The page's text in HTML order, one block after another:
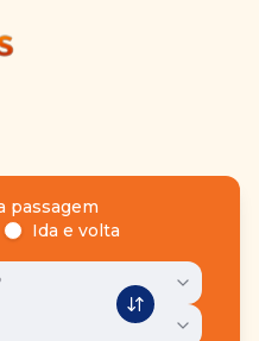
passagem
Ida e volta